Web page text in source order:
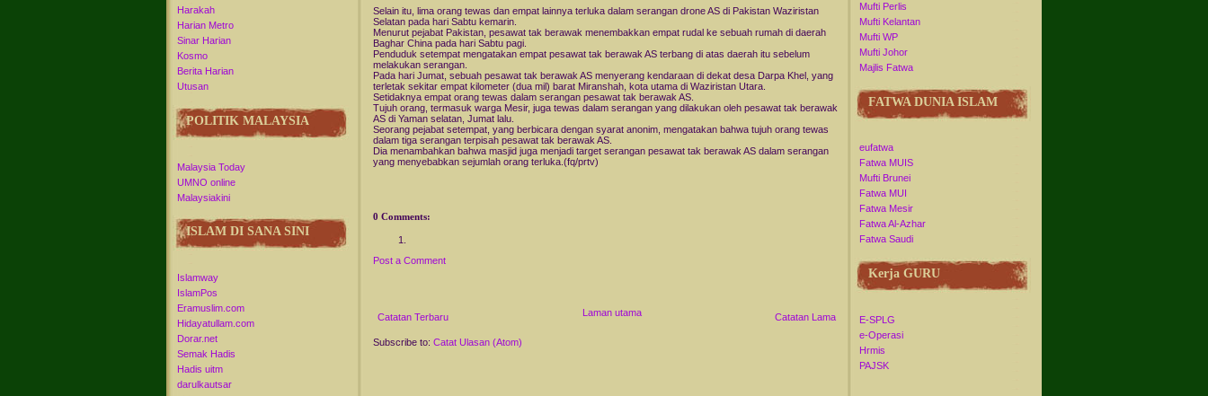
Harakah
Harian Metro
Sinar Harian
Kosmo
Berita Harian
Utusan
POLITIK MALAYSIA
Malaysia Today
UMNO online
Malaysiakini
ISLAM DI SANA SINI
Islamway
IslamPos
Eramuslim.com
Hidayatullam.com
Dorar.net
Semak Hadis
Hadis uitm
darulkautsar
Selain itu, lima orang tewas dan empat lainnya terluka dalam serangan drone AS di Pakistan Waziristan
Selatan pada hari Sabtu kemarin.
Menurut pejabat Pakistan, pesawat tak berawak menembakkan empat rudal ke sebuah rumah di daerah
Baghar China pada hari Sabtu pagi.
Penduduk setempat mengatakan empat pesawat tak berawak AS terbang di atas daerah itu sebelum
melakukan serangan.
Pada hari Jumat, sebuah pesawat tak berawak AS menyerang kendaraan di dekat desa Darpa Khel, yang
terletak sekitar empat kilometer (dua mil) barat Miranshah, kota utama di Waziristan Utara.
Setidaknya empat orang tewas dalam serangan pesawat tak berawak AS.
Tujuh orang, termasuk warga Mesir, juga tewas dalam serangan yang dilakukan oleh pesawat tak berawak
AS di Yaman selatan, Jumat lalu.
Seorang pejabat setempat, yang berbicara dengan syarat anonim, mengatakan bahwa tujuh orang tewas
dalam tiga serangan terpisah pesawat tak berawak AS.
Dia menambahkan bahwa masjid juga menjadi target serangan pesawat tak berawak AS dalam serangan
yang menyebabkan sejumlah orang terluka.(fq/prtv)
0 Comments:
Post a Comment
Catatan Terbaru Catatan Lama
Laman utama
Subscribe to: Catat Ulasan (Atom)
Mufti Perlis
Mufti Kelantan
Mufti WP
Mufti Johor
Majlis Fatwa
FATWA DUNIA ISLAM
eufatwa
Fatwa MUIS
Mufti Brunei
Fatwa MUI
Fatwa Mesir
Fatwa Al-Azhar
Fatwa Saudi
Kerja GURU
E-SPLG
e-Operasi
Hrmis
PAJSK